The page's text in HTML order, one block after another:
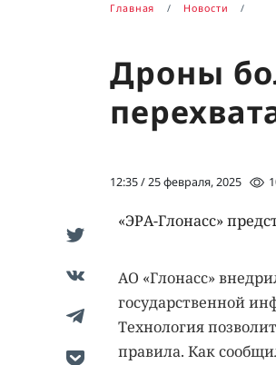
Главная Новости
Дроны
12:35 / 25 февраля, 2025
«ЭРА-Глонасс»
АО «Глонасс»
государственной
Технология
правила. Как